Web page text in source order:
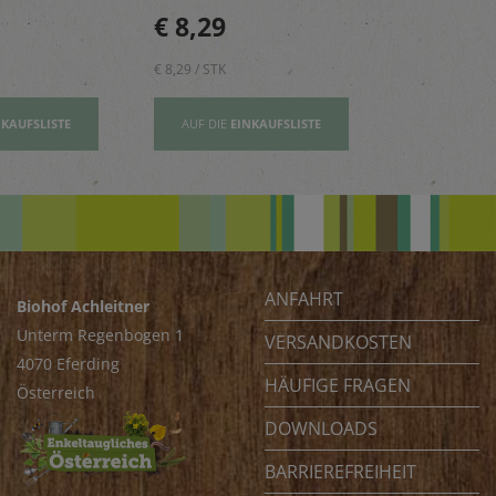
ab.
Vitamin E und wertovllen
Omega-3-Fettsäuren
€ 8,29
€ 8,29 / STK
AUF DIE EINKAUFSLISTE
Biohof Achleitner
Unterm Regenbogen 1
4070 Eferding
Österreich
ANFAHRT
VERSANDKOSTEN
HÄUFIGE FRAGEN
DOWNLOADS
BARRIEREFREIHEIT